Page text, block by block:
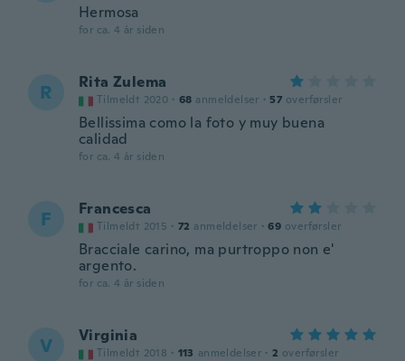
Hermosa
for ca. 4 år siden
R Rita Zulema
Tilmeldt 2020 · 68 anmeldelser · 57 overførsler
Bellissima como la foto y muy buena
calidad
for ca. 4 år siden
F Francesca
Tilmeldt 2015 · 72 anmeldelser · 69 overførsler
Bracciale carino, ma purtroppo non e'
argento.
for ca. 4 år siden
V Virginia
Tilmeldt 2018 · 113 anmeldelser · 2 overførsler